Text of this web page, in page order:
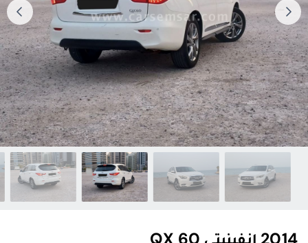
2014 إنفينيتي QX 60